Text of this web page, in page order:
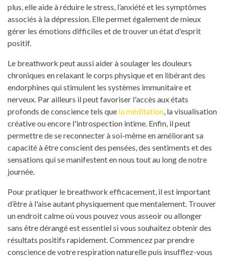
plus, elle aide à réduire le stress, l’anxiété et les symptômes
associés à la dépression. Elle permet également de mieux
gérer les émotions difficiles et de trouver un état d'esprit
positif.
Le breathwork peut aussi aider à soulager les douleurs
chroniques en relaxant le corps physique et en libérant des
endorphines qui stimulent les systèmes immunitaire et
nerveux. Par ailleurs il peut favoriser l'accès aux états
profonds de conscience tels que la méditation , la visualisation
créative ou encore l'introspection intime. Enfin, il peut
permettre de se reconnecter à soi-même en améliorant sa
capacité à être conscient des pensées, des sentiments et des
sensations qui se manifestent en nous tout au long de notre
journée.
Pour pratiquer le breathwork efficacement, il est important
d’être à l'aise autant physiquement que mentalement. Trouver
un endroit calme où vous pouvez vous asseoir ou allonger
sans être dérangé est essentiel si vous souhaitez obtenir des
résultats positifs rapidement. Commencez par prendre
conscience de votre respiration naturelle puis insufflez-vous